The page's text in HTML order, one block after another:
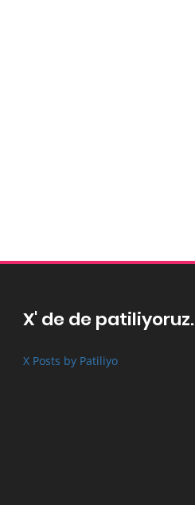
X' de de patiliyoruz.
X Posts by Patiliyo